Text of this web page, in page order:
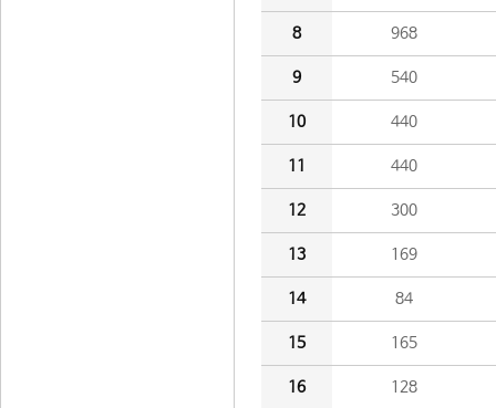
8 968
9 540
10 440
11 440
12 300
13 169
14 84
15 165
16 128